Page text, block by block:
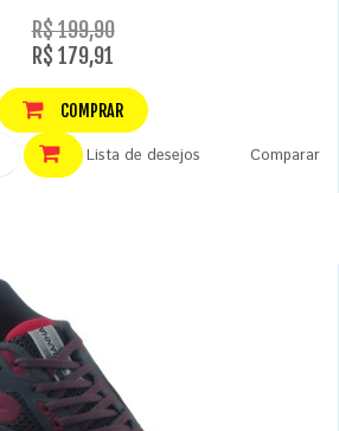
R$ 199,90
R$ 179,91
COMPRAR
Lista de desejos Comparar